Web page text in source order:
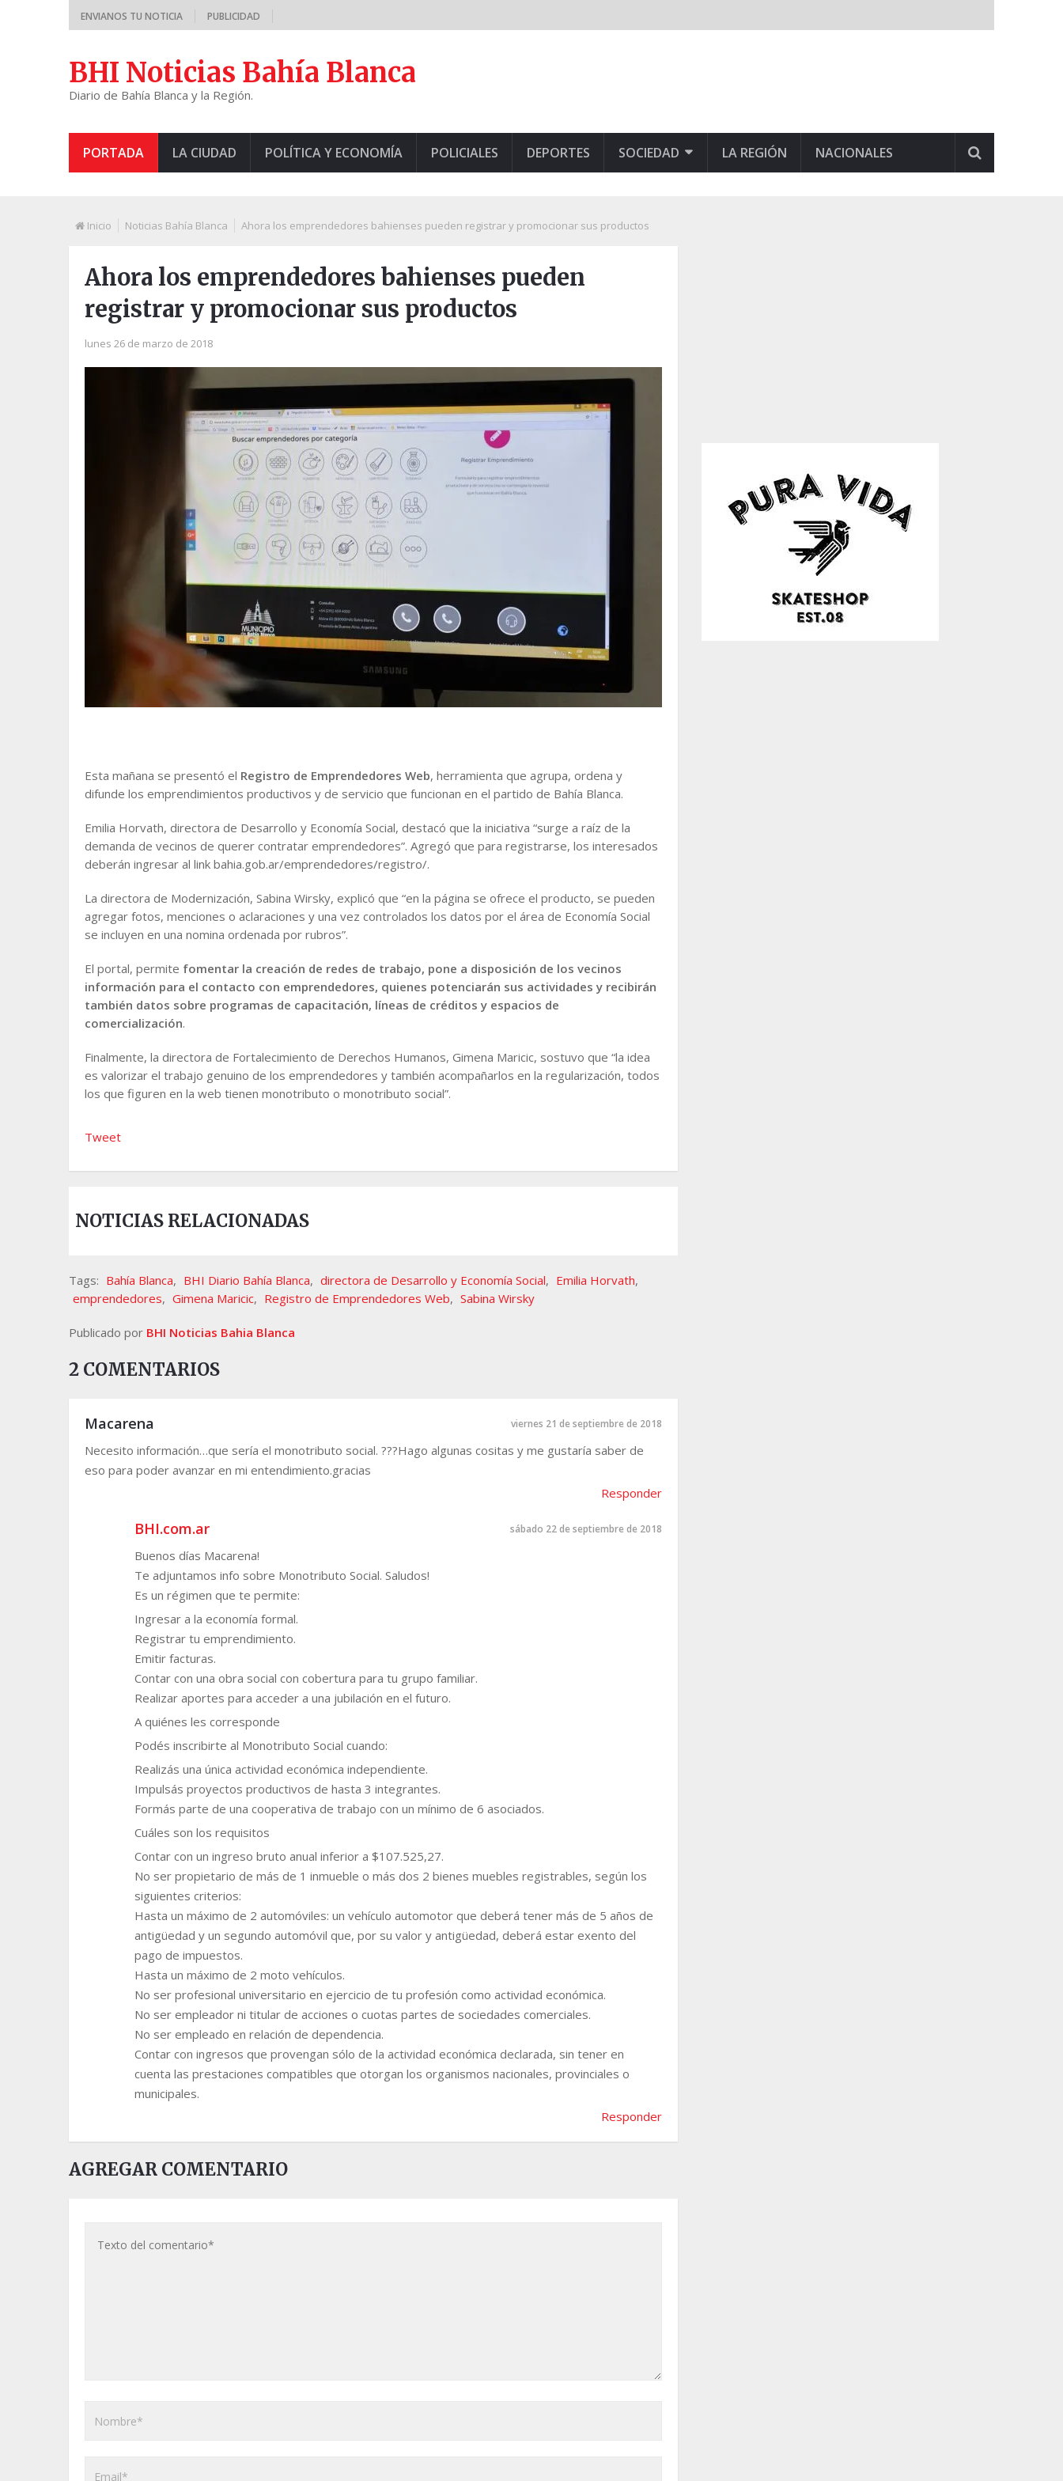
ENVIANOS TU NOTICIA PUBLICIDAD
BHI Noticias Bahía Blanca
Diario de Bahía Blanca y la Región.
PORTADA LA CIUDAD POLÍTICA Y ECONOMÍA POLICIALES DEPORTES SOCIEDAD LA REGIÓN NACIONALES
Inicio Noticias Bahía Blanca Ahora los emprendedores bahienses pueden registrar y promocionar sus productos
Ahora los emprendedores bahienses pueden
registrar y promocionar sus productos
lunes 26 de marzo de 2018
Esta mañana se presentó el Registro de Emprendedores Web, herramienta que agrupa, ordena y
difunde los emprendimientos productivos y de servicio que funcionan en el partido de Bahía Blanca.
Emilia Horvath, directora de Desarrollo y Economía Social, destacó que la iniciativa “surge a raíz de la
demanda de vecinos de querer contratar emprendedores”. Agregó que para registrarse, los interesados
deberán ingresar al link bahia.gob.ar/emprendedores/registro/.
La directora de Modernización, Sabina Wirsky, explicó que “en la página se ofrece el producto, se pueden
agregar fotos, menciones o aclaraciones y una vez controlados los datos por el área de Economía Social
se incluyen en una nomina ordenada por rubros”.
El portal, permite fomentar la creación de redes de trabajo, pone a disposición de los vecinos
información para el contacto con emprendedores, quienes potenciarán sus actividades y recibirán
también datos sobre programas de capacitación, líneas de créditos y espacios de
comercialización.
Finalmente, la directora de Fortalecimiento de Derechos Humanos, Gimena Maricic, sostuvo que “la idea
es valorizar el trabajo genuino de los emprendedores y también acompañarlos en la regularización, todos
los que figuren en la web tienen monotributo o monotributo social”.
Tweet
NOTICIAS RELACIONADAS
Tags: Bahía Blanca, BHI Diario Bahía Blanca, directora de Desarrollo y Economía Social, Emilia Horvath,
emprendedores, Gimena Maricic, Registro de Emprendedores Web, Sabina Wirsky
Publicado por BHI Noticias Bahia Blanca
2 COMENTARIOS
Macarena viernes 21 de septiembre de 2018
Necesito información…que sería el monotributo social. ???Hago algunas cositas y me gustaría saber de
eso para poder avanzar en mi entendimiento.gracias
Responder
BHI.com.ar sábado 22 de septiembre de 2018
Buenos días Macarena!
Te adjuntamos info sobre Monotributo Social. Saludos!
Es un régimen que te permite:
Ingresar a la economía formal.
Registrar tu emprendimiento.
Emitir facturas.
Contar con una obra social con cobertura para tu grupo familiar.
Realizar aportes para acceder a una jubilación en el futuro.
A quiénes les corresponde
Podés inscribirte al Monotributo Social cuando:
Realizás una única actividad económica independiente.
Impulsás proyectos productivos de hasta 3 integrantes.
Formás parte de una cooperativa de trabajo con un mínimo de 6 asociados.
Cuáles son los requisitos
Contar con un ingreso bruto anual inferior a $107.525,27.
No ser propietario de más de 1 inmueble o más dos 2 bienes muebles registrables, según los
siguientes criterios:
Hasta un máximo de 2 automóviles: un vehículo automotor que deberá tener más de 5 años de
antigüedad y un segundo automóvil que, por su valor y antigüedad, deberá estar exento del
pago de impuestos.
Hasta un máximo de 2 moto vehículos.
No ser profesional universitario en ejercicio de tu profesión como actividad económica.
No ser empleador ni titular de acciones o cuotas partes de sociedades comerciales.
No ser empleado en relación de dependencia.
Contar con ingresos que provengan sólo de la actividad económica declarada, sin tener en
cuenta las prestaciones compatibles que otorgan los organismos nacionales, provinciales o
municipales.
Responder
AGREGAR COMENTARIO